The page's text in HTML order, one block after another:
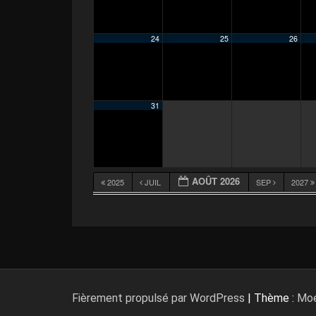
24 25 26
31
2025 JUIL AOÛT 2026 SEP 2027
Fièrement propulsé par WordPress | Thème :